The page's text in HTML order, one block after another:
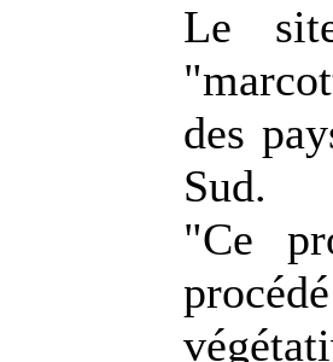
Le
des
Sud.
"Ce